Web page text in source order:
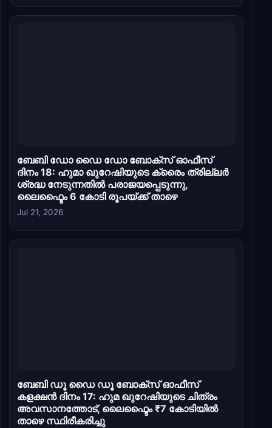
ബേബി ഡോ ഡൈ ഡോ ബോക്സ് ഓഫീസ്
ദിനം 18: ഹുമാ ഖുറേഷിയുടെ ക്രൈം ത്രില്ലർ
ശ്രദ്ധ നേടുന്നതിൽ പരാജയപ്പെടുന്നു,
ലൈഫ്ടൈം 6 കോടി രൂപയ്ക്ക് താഴെ
Jul 21, 2026
ബേബി ഡൂ ഡൈ ഡൂ ബോക്സ് ഓഫീസ്
കളക്ഷൻ ദിനം 17: ഹുമ ഖുറേഷിയുടെ ചിത്രം
അവസാനത്തോട്, ലൈഫ്ടൈം ₹7 കോടിയിൽ
താഴെ സ്ഥിരീകരിച്ചു